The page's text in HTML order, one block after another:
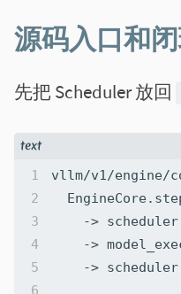
源码入口和
先把 Scheduler 放回